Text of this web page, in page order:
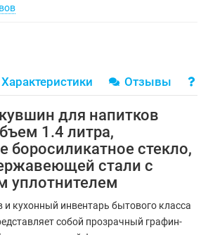
Характеристики Отзывы
для напитков
1.4 литра,
боросиликатное стекло,
стали с
уплотнителем
и кухонный инвентарь бытового класса
собой прозрачный графин-